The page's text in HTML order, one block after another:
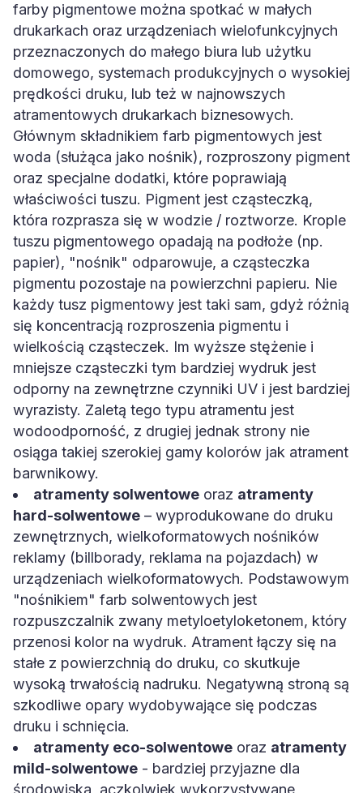
farby pigmentowe można spotkać w małych
drukarkach oraz urządzeniach wielofunkcyjnych
przeznaczonych do małego biura lub użytku
domowego, systemach produkcyjnych o wysokiej
prędkości druku, lub też w najnowszych
atramentowych drukarkach biznesowych.
Głównym składnikiem farb pigmentowych jest
woda (służąca jako nośnik), rozproszony pigment
oraz specjalne dodatki, które poprawiają
właściwości tuszu. Pigment jest cząsteczką,
która rozprasza się w wodzie / roztworze. Krople
tuszu pigmentowego opadają na podłoże (np.
papier), "nośnik" odparowuje, a cząsteczka
pigmentu pozostaje na powierzchni papieru. Nie
każdy tusz pigmentowy jest taki sam, gdyż różnią
się koncentracją rozproszenia pigmentu i
wielkością cząsteczek. Im wyższe stężenie i
mniejsze cząsteczki tym bardziej wydruk jest
odporny na zewnętrzne czynniki UV i jest bardziej
wyrazisty. Zaletą tego typu atramentu jest
wodoodporność, z drugiej jednak strony nie
osiąga takiej szerokiej gamy kolorów jak atrament
barwnikowy.
atramenty solwentowe oraz atramenty
hard-solwentowe – wyprodukowane do druku
zewnętrznych, wielkoformatowych nośników
reklamy (billborady, reklama na pojazdach) w
urządzeniach wielkoformatowych. Podstawowym
"nośnikiem" farb solwentowych jest
rozpuszczalnik zwany metyloetyloketonem, który
przenosi kolor na wydruk. Atrament łączy się na
stałe z powierzchnią do druku, co skutkuje
wysoką trwałością nadruku. Negatywną stroną są
szkodliwe opary wydobywające się podczas
druku i schnięcia.
atramenty eco-solwentowe oraz atramenty
mild-solwentowe - bardziej przyjazne dla
środowiska, aczkolwiek wykorzystywane